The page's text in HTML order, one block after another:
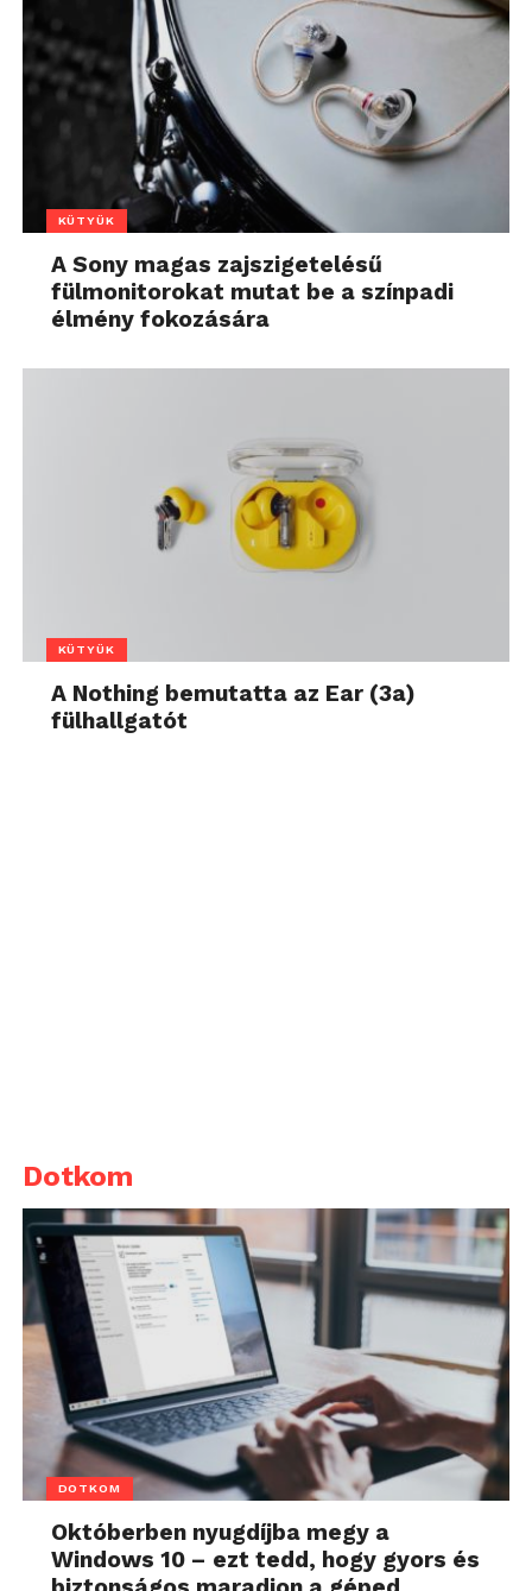
KÜTYÜK
A Sony magas zajszigetelésű
fülmonitorokat mutat be a színpadi
élmény fokozására
KÜTYÜK
A Nothing bemutatta az Ear (3a)
fülhallgatót
Dotkom
DOTKOM
Októberben nyugdíjba megy a
Windows 10 – ezt tedd, hogy gyors és